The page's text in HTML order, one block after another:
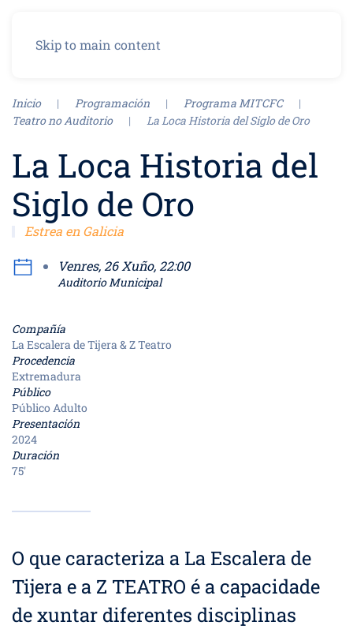
Skip to main content
Inicio Programación
Programa MITCFC
Teatro no Auditorio
La Loca Historia del Siglo de Oro
La Loca Historia del
Siglo de Oro
Estrea en Galicia
Venres, 26 Xuño, 22:00
Auditorio Municipal
Compañía
La Escalera de Tijera & Z Teatro
Procedencia
Extremadura
Público
Público Adulto
Presentación
2024
Duración
75'
O que caracteriza a La Escalera de
Tijera e a Z TEATRO é a capacidade
de xuntar diferentes disciplinas